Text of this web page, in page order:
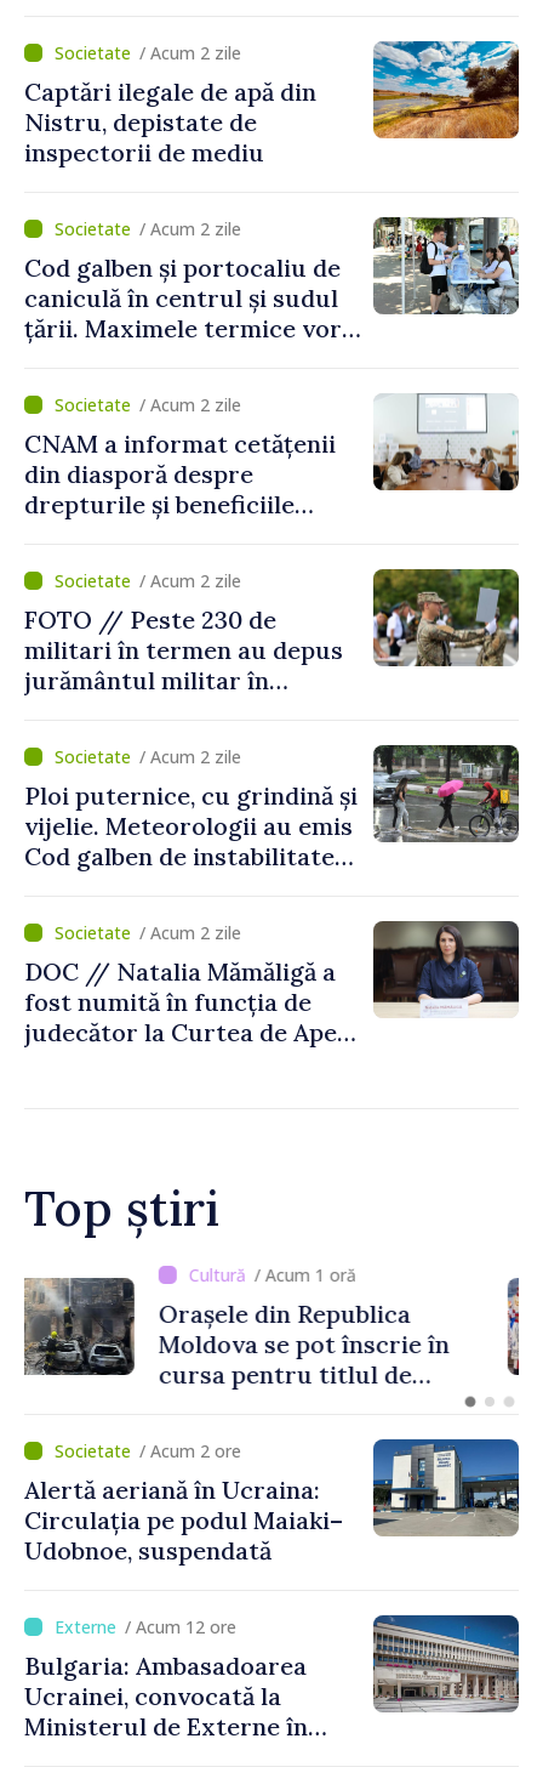
și a polițiștilor de frontieră
/ Acum 2 zile
Captări ilegale de apă din
Nistru, depistate de
inspectorii de mediu
/ Acum 2 zile
Cod galben și portocaliu de
caniculă în centrul și sudul
țării. Maximele termice vor
/ Acum 2 zile
CNAM a informat cetățenii
din diasporă despre
drepturile și beneficiile
/ Acum 2 zile
FOTO // Peste 230 de
militari în termen au depus
jurământul militar în
/ Acum 2 zile
Ploi puternice, cu grindină și
vijelie. Meteorologii au emis
Cod galben de instabilitate
/ Acum 2 zile
DOC // Natalia Mămăligă a
fost numită în funcția de
judecător la Curtea de Apel
Top știri
/ Acum 1 oră
Orașele din Republica
Moldova se pot înscrie în
cursa pentru titlul de
Culturii 2033”
/ Acum 2 ore
Alertă aeriană în Ucraina:
Circulația pe podul Maiaki–
Udobnoe, suspendată
/ Acum 12 ore
Bulgaria: Ambasadoarea
Ucrainei, convocată la
Ministerul de Externe în